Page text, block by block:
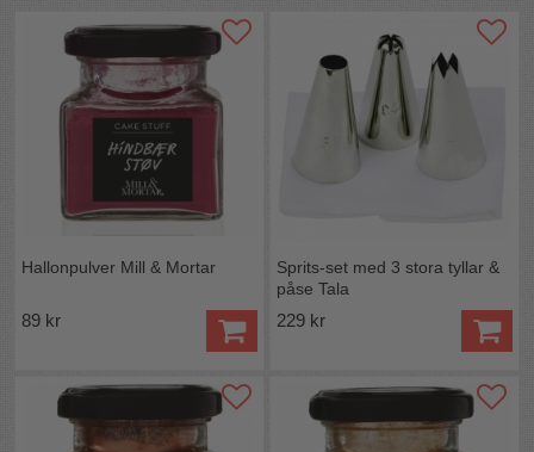
Hallonpulver Mill & Mortar
89 kr
Sprits-set med 3 stora tyllar &
påse Tala
229 kr